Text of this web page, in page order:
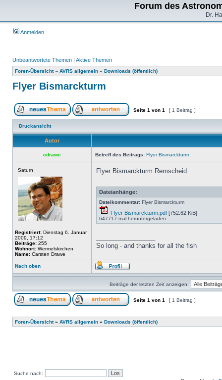
Forum des
Dr.
Anmelden
Unbeantwortete Themen | Aktive Themen
Foren-Übersicht» AVRS allgemein » Downloads (öffentlich)
Flyer Bismarckturm
Seite 1 von 1 [ 1 Beitrag ]
Druckansicht
Autor
cdrawe Betreff des Beitrags: Flyer Bismarckturm
Saturn
Registriert: Dienstag 6. Januar
2009, 17:12
Beiträge: 255
Wohnort: Wermelskirchen
Name: Carsten Drawe
Flyer Bismarckturm Remscheid
Dateianhänge:
Dateikommentar: Flyer Bismarckturm
Flyer Bismarckturm.pdf [752.62 KiB]
647717-mal heruntergeladen
So long - and thanks for all the fish
Nach oben
Beiträge der letzten Zeit anzeigen:
Seite 1 von 1 [ 1 Beitrag ]
Foren-Übersicht» AVRS allgemein » Downloads (öffentlich)
Suche nach: